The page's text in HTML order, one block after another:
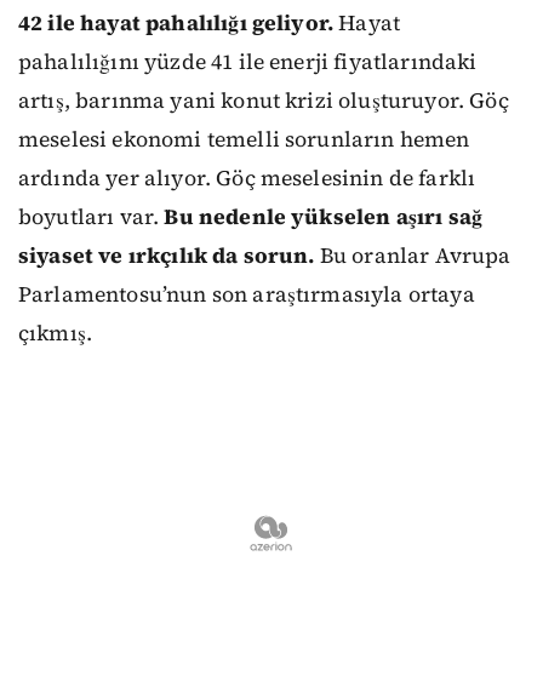
42 ile hayat pahalılığı geliyor.Hayat
pahalılığını yüzde 41 ile enerji fiyatlarındaki
artış, barınma yani konut krizi oluşturuyor. Göç
meselesi ekonomi temelli sorunların hemen
ardında yer alıyor. Göç meselesinin de farklı
boyutları var.Bu nedenle yükselen aşırı sağ
siyaset ve ırkçılık da sorun. Bu oranlar Avrupa
Parlamentosu’nun son araştırmasıyla ortaya
çıkmış.